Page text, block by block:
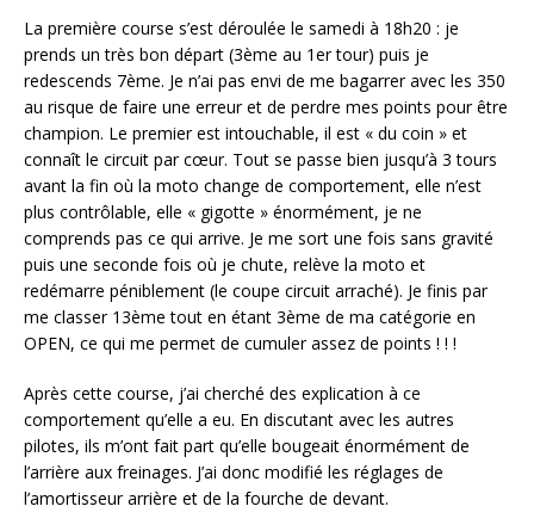
La première course s’est déroulée le samedi à 18h20 : je
prends un très bon départ (3ème au 1er tour) puis je
redescends 7ème. Je n’ai pas envi de me bagarrer avec les 350
au risque de faire une erreur et de perdre mes points pour être
champion. Le premier est intouchable, il est « du coin » et
connaît le circuit par cœur. Tout se passe bien jusqu’à 3 tours
avant la fin où la moto change de comportement, elle n’est
plus contrôlable, elle « gigotte » énormément, je ne
comprends pas ce qui arrive. Je me sort une fois sans gravité
puis une seconde fois où je chute, relève la moto et
redémarre péniblement (le coupe circuit arraché). Je finis par
me classer 13ème tout en étant 3ème de ma catégorie en
OPEN, ce qui me permet de cumuler assez de points ! ! !
Après cette course, j’ai cherché des explication à ce
comportement qu’elle a eu. En discutant avec les autres
pilotes, ils m’ont fait part qu’elle bougeait énormément de
l’arrière aux freinages. J’ai donc modifié les réglages de
l’amortisseur arrière et de la fourche de devant.